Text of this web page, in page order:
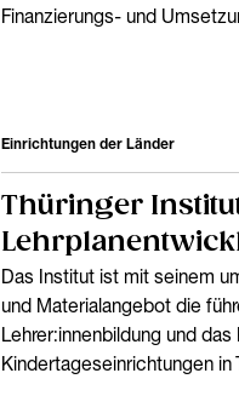
Finanzierungs- und
Einrichtungen der Länder
Thüringer
Das Institut ist mit seinem
und Materialangebot die
Lehrer:innenbildung und
Kindertageseinrichtungen in